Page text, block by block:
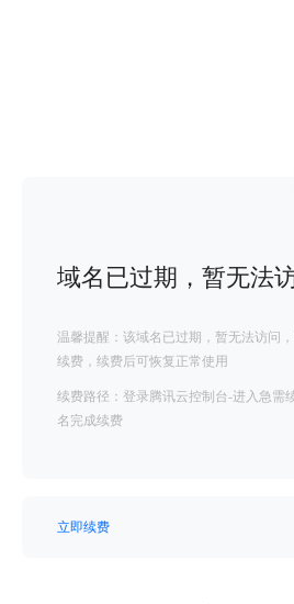
域名已过期，暂无法
温馨提醒：该域名已过期，暂无法访问
续费，续费后可恢复正常使用
续费路径：登录腾讯云控制台-进入急需
名完成续费
立即续费